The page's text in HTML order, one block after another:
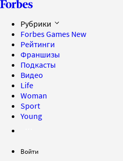
Рубрики
Forbes Games New
Рейтинги
Франшизы
Подкасты
Видео
Life
Woman
Sport
Young
Войти